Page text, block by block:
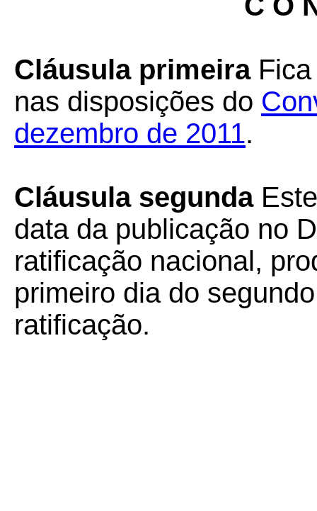
Cláusula primeiraFica
nas disposições do
dezembro de 2011.
Cláusula segunda
data da publicação no
ratificação nacional,
primeiro dia do
ratificação.